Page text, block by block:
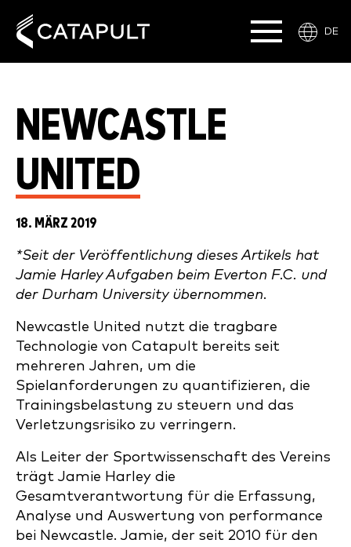
DE
NEWCASTLE
UNITED
18. MÄRZ 2019
*Seit der Veröffentlichung dieses Artikels hat
Jamie Harley Aufgaben beim Everton F.C. und
der Durham University übernommen.
Newcastle United nutzt die tragbare
Technologie von Catapult bereits seit
mehreren Jahren, um die
Spielanforderungen zu quantifizieren, die
Trainingsbelastung zu steuern und das
Verletzungsrisiko zu verringern.
Als Leiter der Sportwissenschaft des Vereins
trägt Jamie Harley die
Gesamtverantwortung für die Erfassung,
Analyse und Auswertung von performance
bei Newcastle. Jamie, der seit 2010 für den